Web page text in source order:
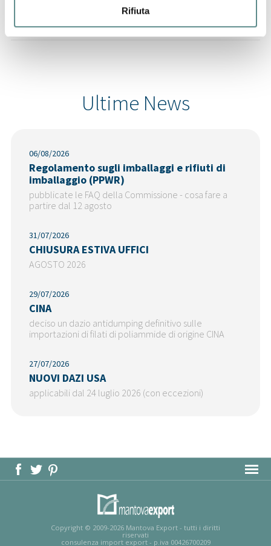
Rifiuta
Ultime News
06/08/2026
Regolamento sugli imballaggi e rifiuti di
imballaggio (PPWR)
pubblicate le FAQ della Commissione - cosa fare a
partire dal 12 agosto
31/07/2026
CHIUSURA ESTIVA UFFICI
AGOSTO 2026
29/07/2026
CINA
deciso un dazio antidumping definitivo sulle
importazioni di filati di poliammide di origine CINA
27/07/2026
NUOVI DAZI USA
applicabili dal 24 luglio 2026 (con eccezioni)
Copyright © 2009-2026 Mantova Export - tutti i diritti
riservati
consulenza import export - p.iva 00426700209